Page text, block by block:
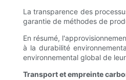
La transparence des
garantie de méthodes de
En résumé,
à la durabilité
environnemental global de
Transport et empreinte